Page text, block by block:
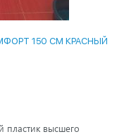
150 СМ КРАСНЫЙ
высшего